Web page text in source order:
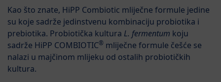
Kao što znate, HiPP Combiotic mliječne formule jedine
su koje sadrže jedinstvenu kombinaciju probiotika i
prebiotika. Probiotička kultura L. fermentum koju
sadrže HiPP COMBIOTIC® mliječne formule češće se
nalazi u majčinom mlijeku od ostalih probiotičkih
kultura.